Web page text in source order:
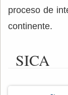
proceso de
continente.
SICA